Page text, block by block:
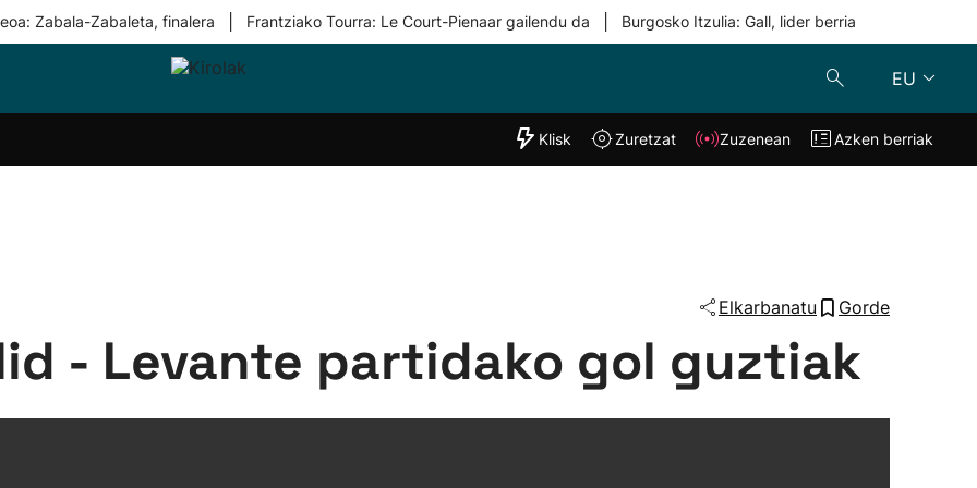
Zabala-Zabaleta, finalera Frantziako Tourra: Le Court-Pienaar gailendu da Burgosko Itzulia: Gall, lider berria
EU
Taldeak
"Helmuga"
Klisk Zuzenean
Klisk Zuretzat Zuzenean Azken berriak
Elkarbanatu Gorde
- Levante partidako gol guztiak